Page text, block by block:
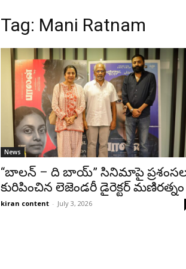
Tag: Mani Ratnam
News
“బాలన్ – ది బాయ్” సినిమాపై
కురిపించిన లెజెండరీ డైరెక్టర్ మణిరత్నం
kiran content - July 3, 2026